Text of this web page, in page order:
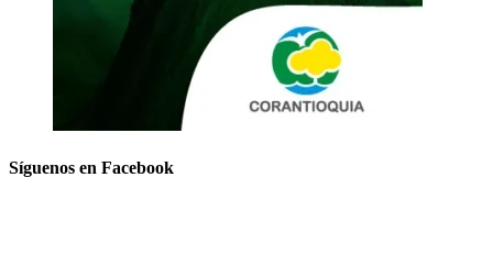
Síguenos en Facebook